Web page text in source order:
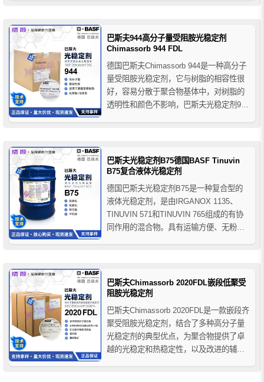
聚丙烯、冲击改性聚丙烯（TPO）、
EPDM三元...
巴斯夫944高分子量受阻胺光稳定剂
Chimassorb 944 FDL
德国巴斯夫Chimassorb 944是一种高分子
量受阻胺光稳定剂，它与树脂的相容性很
好，容易分散于聚合物基体中，对树脂的
透明性和颜色不影响，巴斯夫光稳定剂944
面的制品中，它很适用于聚乙烯产品，作
为薄和厚制品的...
巴斯夫光稳定剂B75德国BASF Tinuvin
B75复合液体光稳定剂
德国巴斯夫光稳定剂B75是一种复合型的
液体光稳定剂，是由IRGANOX 1135、
TINUVIN 571和TINUVIN 765组成的有协
同作用的混合物。具有运输方便、无粉尘
料，如反应性注塑聚氨酯产品和热塑性聚
氨酯...
巴斯夫Chimassorb 2020FDL嵌段低聚受
阻胺光稳定剂
巴斯夫Chimassorb 2020FDL是一款嵌段齐
聚受阻胺光稳定剂，结合了多种高分子量
光稳定剂的典型优点，为聚合物提供了卓
越的光稳定和热稳定性，以及改进的辅助